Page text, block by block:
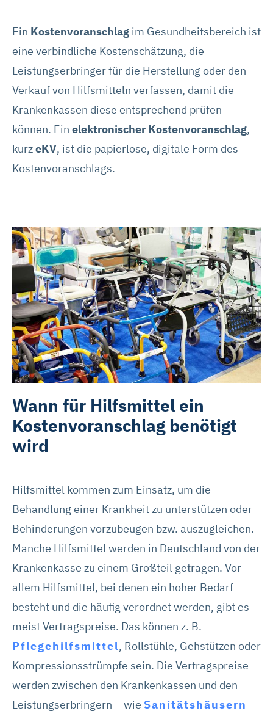
Ein Kostenvoranschlag im Gesundheitsbereich ist
eine verbindliche Kostenschätzung, die
Leistungserbringer für die Herstellung oder den
Verkauf von Hilfsmitteln verfassen, damit die
Krankenkassen diese entsprechend prüfen
können. Ein elektronischer Kostenvoranschlag,
kurzeKV, ist die papierlose, digitale Form des
Kostenvoranschlags.
Wann für Hilfsmittel ein
Kostenvoranschlag benötigt
wird
Hilfsmittel kommen zum Einsatz, um die
Behandlung einer Krankheit zu unterstützen oder
Behinderungen vorzubeugen bzw. auszugleichen.
Manche Hilfsmittel werden in Deutschland von der
Krankenkasse zu einem Großteil getragen. Vor
allem Hilfsmittel, bei denen ein hoher Bedarf
besteht und die häufig verordnet werden, gibt es
meist Vertragspreise. Das können z. B.
Pflegehilfsmittel, Rollstühle, Gehstützen oder
Kompressionsstrümpfe sein. Die Vertragspreise
werden zwischen den Krankenkassen und den
Leistungserbringern – wie Sanitätshäusern